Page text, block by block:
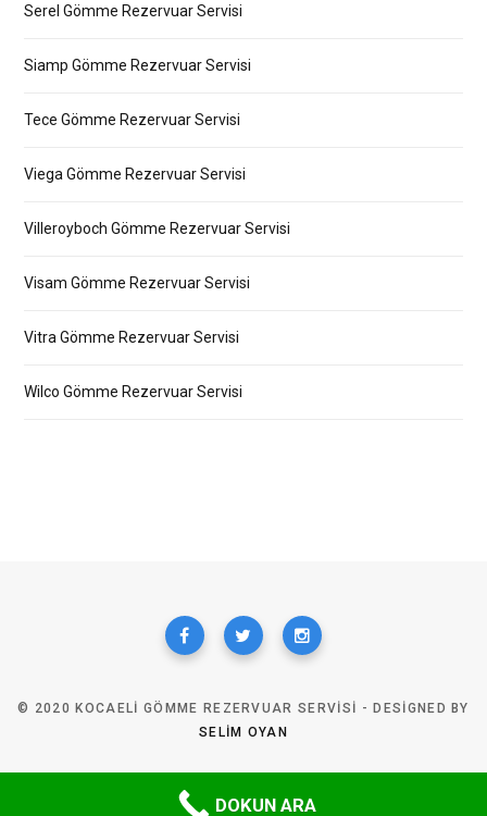
Serel Gömme Rezervuar Servisi
Siamp Gömme Rezervuar Servisi
Tece Gömme Rezervuar Servisi
Viega Gömme Rezervuar Servisi
Villeroyboch Gömme Rezervuar Servisi
Visam Gömme Rezervuar Servisi
Vitra Gömme Rezervuar Servisi
Wilco Gömme Rezervuar Servisi
© 2020 KOCAELI GÖMME REZERVUAR SERVISI - DESIGNED BY
SELIM OYAN
DOKUN ARA